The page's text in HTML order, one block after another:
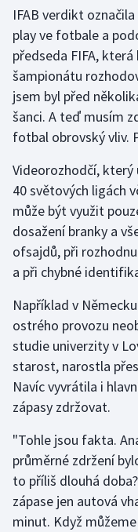
Dostihy
Florbal
Futsal
Golf
Gymnastika
Házená
Jezdectví
Judo
Krasobruslení
Lezení
Lyže a snowboard
Motorsport
Olympijské hry
IFAB verdikt
play ve fotbale a
předseda FIFA,
šampionátu
jsem byl před
šanci. A teď musím
fotbal obrovský vliv.
Videorozhodčí, který
40 světových ligách
může být využit
dosažení branky a
ofsajdů, při
a při chybné
Například v
ostrého provozu
studie univerzity v
starost, narostla
Navíc vyvrátila i
zápasy zdržovat.
"Tohle jsou fakta.
průměrné zdržení
to příliš dlouhá
zápase jen autová
minut. Když